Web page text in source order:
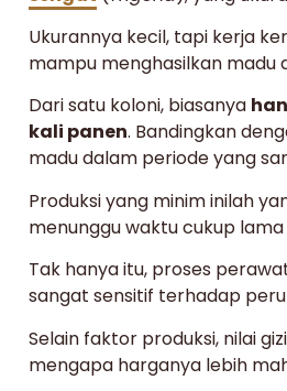
Ukurannya kecil, tapi kerja
mampu menghasilkan madu
Dari satu koloni, biasanya
kali panen. Bandingkan
madu dalam periode yang
Produksi yang minim inilah
menunggu waktu cukup
Tak hanya itu, proses
sangat sensitif terhadap
Selain faktor produksi, nilai
mengapa harganya lebih